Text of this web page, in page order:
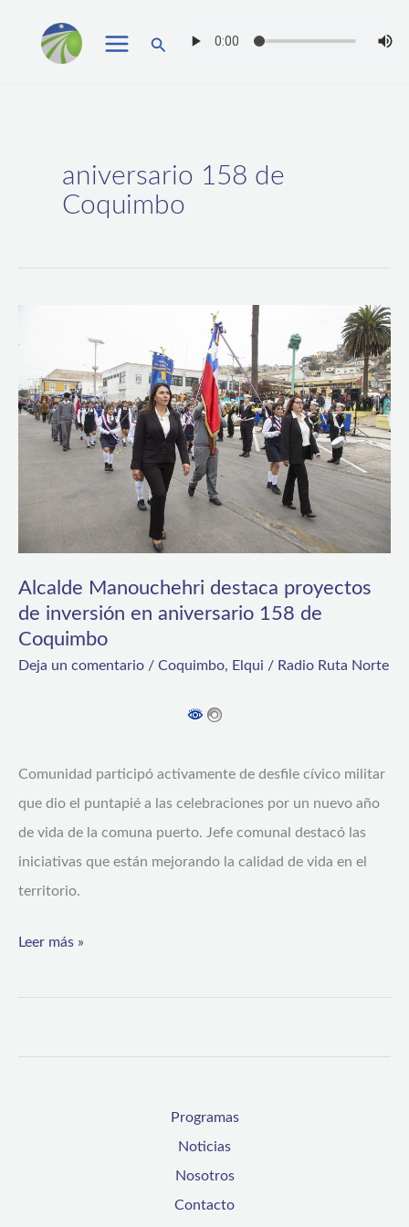
Buscar
aniversario 158 de
Coquimbo
Alcalde Manouchehri destaca proyectos
de inversión en aniversario 158 de
Coquimbo
Deja un comentario / Coquimbo, Elqui / Radio Ruta Norte
Comunidad participó activamente de desfile cívico militar
que dio el puntapié a las celebraciones por un nuevo año
de vida de la comuna puerto. Jefe comunal destacó las
iniciativas que están mejorando la calidad de vida en el
territorio.
Manouchehri
destaca
proyectos
inversión
158
de
Coquimbo
Leer más »
Programas
Noticias
Nosotros
Contacto